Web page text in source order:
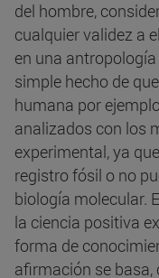
del hombre,
cualquier validez a
en una
simple hecho de
humana por
analizados con los
experimental, ya
registro fósil o no
biología molecular.
la ciencia positiva
forma de
afirmación se